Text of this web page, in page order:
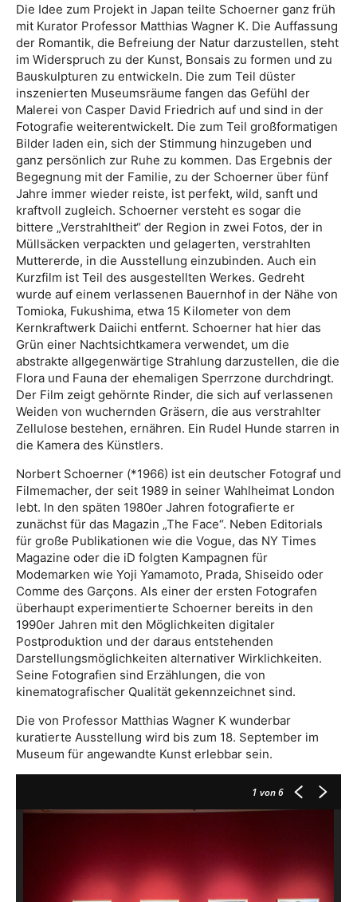
Die Idee zum Projekt in Japan teilte Schoerner ganz früh
mit Kurator Professor Matthias Wagner K. Die Auffassung
der Romantik, die Befreiung der Natur darzustellen, steht
im Widerspruch zu der Kunst, Bonsais zu formen und zu
Bauskulpturen zu entwickeln. Die zum Teil düster
inszenierten Museumsräume fangen das Gefühl der
Malerei von Casper David Friedrich auf und sind in der
Fotografie weiterentwickelt. Die zum Teil großformatigen
Bilder laden ein, sich der Stimmung hinzugeben und
ganz persönlich zur Ruhe zu kommen. Das Ergebnis der
Begegnung mit der Familie, zu der Schoerner über fünf
Jahre immer wieder reiste, ist perfekt, wild, sanft und
kraftvoll zugleich. Schoerner versteht es sogar die
bittere „Verstrahltheit“ der Region in zwei Fotos, der in
Müllsäcken verpackten und gelagerten, verstrahlten
Muttererde, in die Ausstellung einzubinden. Auch ein
Kurzfilm ist Teil des ausgestellten Werkes. Gedreht
wurde auf einem verlassenen Bauernhof in der Nähe von
Tomioka, Fukushima, etwa 15 Kilometer von dem
Kernkraftwerk Daiichi entfernt. Schoerner hat hier das
Grün einer Nachtsichtkamera verwendet, um die
abstrakte allgegenwärtige Strahlung darzustellen, die die
Flora und Fauna der ehemaligen Sperrzone durchdringt.
Der Film zeigt gehörnte Rinder, die sich auf verlassenen
Weiden von wuchernden Gräsern, die aus verstrahlter
Zellulose bestehen, ernähren. Ein Rudel Hunde starren in
die Kamera des Künstlers.
Norbert Schoerner (*1966) ist ein deutscher Fotograf und
Filmemacher, der seit 1989 in seiner Wahlheimat London
lebt. In den späten 1980er Jahren fotografierte er
zunächst für das Magazin „The Face“. Neben Editorials
für große Publikationen wie die Vogue, das NY Times
Magazine oder die iD folgten Kampagnen für
Modemarken wie Yoji Yamamoto, Prada, Shiseido oder
Comme des Garçons. Als einer der ersten Fotografen
überhaupt experimentierte Schoerner bereits in den
1990er Jahren mit den Möglichkeiten digitaler
Postproduktion und der daraus entstehenden
Darstellungsmöglichkeiten alternativer Wirklichkeiten.
Seine Fotografien sind Erzählungen, die von
kinematografischer Qualität gekennzeichnet sind.
Die von Professor Matthias Wagner K wunderbar
kuratierte Ausstellung wird bis zum 18. September im
Museum für angewandte Kunst erlebbar sein.
1 von 6